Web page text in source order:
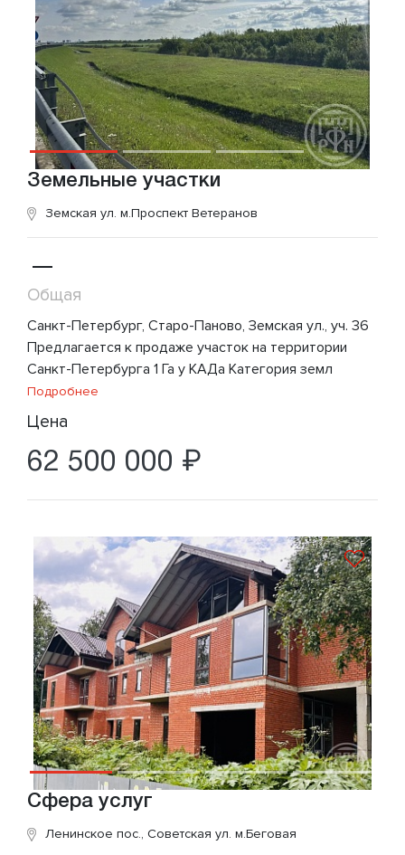
Земельные участки
Земская ул. м.Проспект Ветеранов
—
Общая
Санкт-Петербург, Старо-Паново, Земская ул., уч. 36
Предлагается к продаже участок на территории
Санкт-Петербурга 1 Га у КАДа Категория земл
Подробнее
Цена
62 500 000 ₽
Сфера услуг
Ленинское пос., Советская ул. м.Беговая